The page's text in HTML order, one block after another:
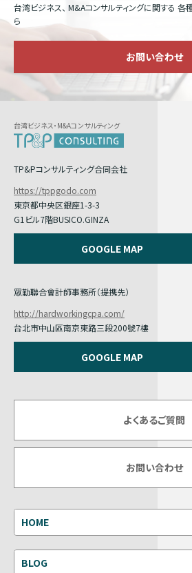
台湾ビジネス、 M&Aコンサルティングに関する 各
ら
お問い合わせ
台湾ビジネス・M&Aコンサルティング
TP&Pコンサルティング合同会社
https://tppgodo.com
東京都中央区銀座1-3-3
G1ビル7階BUSICO.GINZA
GOOGLE MAP
眾勤聯合會計師事務所（提携先）
http://hardworkingcpa.com/
台北市中山區南京東路三段200號7樓
GOOGLE MAP
よくあるご質問
お問い合わせ
HOME
BLOG